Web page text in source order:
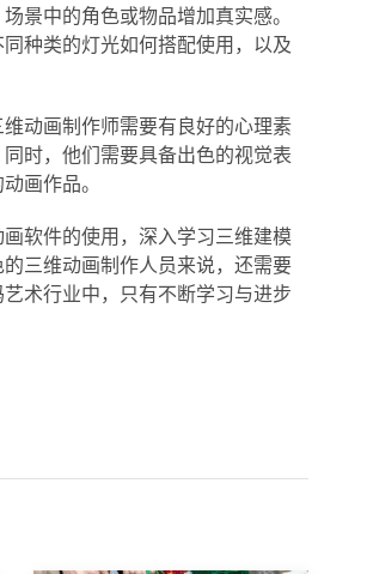
景中的角色或物品增加真实感。
种类的灯光如何搭配使用，以及
动画制作师需要有良好的心理素
时，他们需要具备出色的视觉表
画作品。
软件的使用，深入学习三维建模
三维动画制作人员来说，还需要
术行业中，只有不断学习与进步